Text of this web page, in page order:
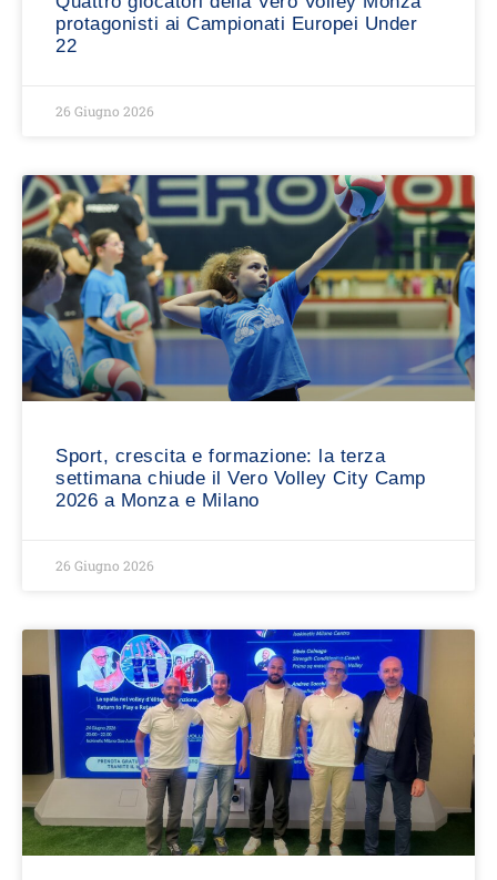
protagonisti ai Campionati Europei Under
22
26 Giugno 2026
Sport, crescita e formazione: la terza
settimana chiude il Vero Volley City Camp
2026 a Monza e Milano
26 Giugno 2026